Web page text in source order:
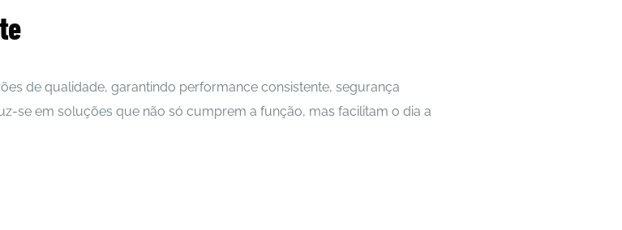
de qualidade, garantindo performance consistente, segurança
se em soluções que não só cumprem a função, mas facilitam o dia a